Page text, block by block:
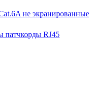
не экранированные
RJ45